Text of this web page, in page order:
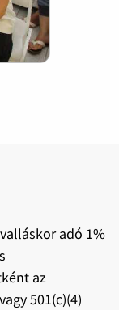
adó 1%
az
501(c)(4)